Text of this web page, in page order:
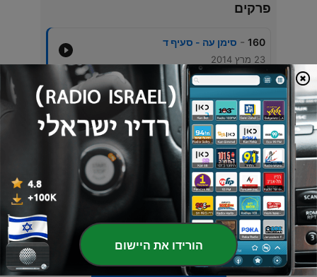
פרקים
160
- סימן עה - סעיף ד
23 מרץ 2014
159
- סימן עה - סעיף ב - חלק ג
23 מרץ 2014
158
- סימן עה - סעיף ב - חלק ב
10 פבר' 2014
157 סימן עה - סעיף ב
Sun, 9 Feb 2014 19:55:11 +0200
156
- סימן עה - סעיף א - חלק ג
26 ינו' 2014 הורידו את היישום